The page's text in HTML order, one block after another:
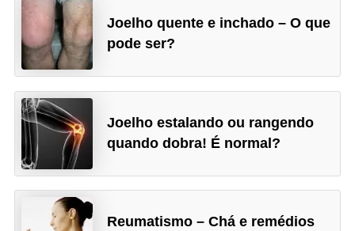
Joelho quente e inchado – O que
pode ser?
Joelho estalando ou rangendo
quando dobra! É normal?
Reumatismo – Chá e remédios